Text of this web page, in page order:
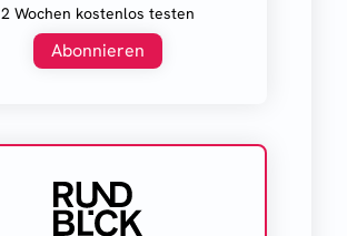
2 Wochen kostenlos testen
Abonnieren